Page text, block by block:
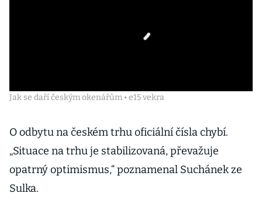
Jak se daří českým okenářům • e15 vekra
O odbytu na českém trhu oficiální čísla chybí.
„Situace na trhu je stabilizovaná, převažuje
opatrný optimismus,“ poznamenal Suchánek ze
Sulka.